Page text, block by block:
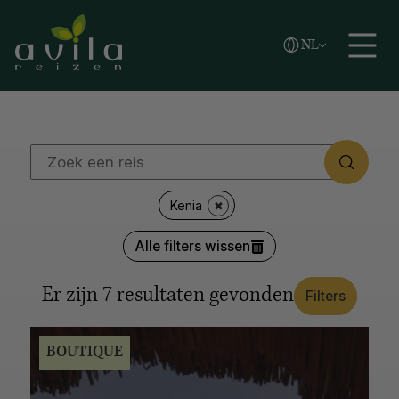
Zoeken
NL
Vlaams
English
REGIO'S
Oceanië
Poolgebied
LANDEN
Canada
Verenigde Staten
Thailand Zuid-Afrika
Botswana
Noorwegen
IJsland
Colombia
Tanzania
Alle opties tonen
REISSTIJL
Kenia
Alle filters wissen
Er zijn 7 resultaten gevonden Filters
BOUTIQUE